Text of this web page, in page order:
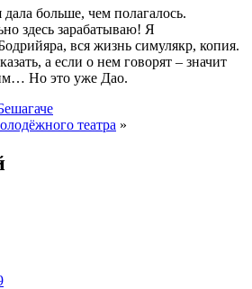
больше, чем полагалось.
здесь зарабатываю! Я
вся жизнь симулякр, копия.
а если о нем говорят – значит
Но это уже Дао.
театра »